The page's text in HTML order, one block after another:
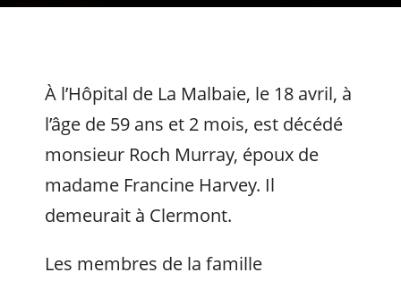
À l’Hôpital de La Malbaie, le 18 avril, à
l’âge de 59 ans et 2 mois, est décédé
monsieur Roch Murray, époux de
madame Francine Harvey. Il
demeurait à Clermont.
Les membres de la famille